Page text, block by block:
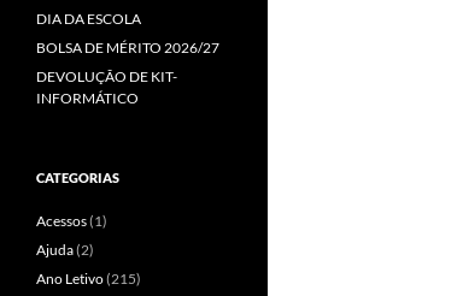
DIA DA ESCOLA
BOLSA DE MÉRITO 2026/27
DEVOLUÇÃO DE KIT-
INFORMÁTICO
CATEGORIAS
Acessos(1)
Ajuda(2)
Ano Letivo(215)